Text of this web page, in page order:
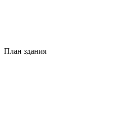
План здания